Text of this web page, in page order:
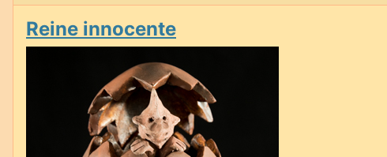
Reine innocente